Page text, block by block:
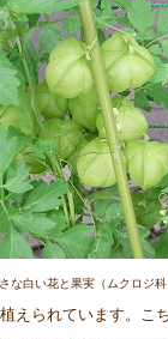
な白い花と果実（ムクロジ科
えられています。こ